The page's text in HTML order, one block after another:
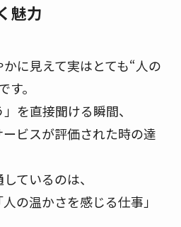
魅力
に見えて実はとても“人の
。
を直接聞ける瞬間、
ビスが評価された時の達
ているのは、
の温かさを感じる仕事」